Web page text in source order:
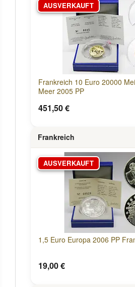
AUSVERKAUFT
Frankreich 10 Euro 20000
Meer 2005 PP
451,50 €
Frankreich
AUSVERKAUFT
1,5 Euro Europa 2006 PP
19,00 €